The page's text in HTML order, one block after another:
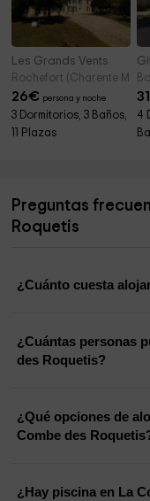
Les Grands Vents
Rochefort (Charente
26€ persona y noche
3 Dormitorios, 3 Baños,
11 Plazas
31
4
Preguntas
Roquetis
¿Cuánto cuesta
¿Cuántas personas
des Roquetis?
¿Qué opciones de
Combe des
¿Hay piscina en La